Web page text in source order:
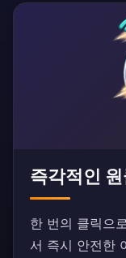
즉각적인
한 번의 클릭으
서 즉시 안전한